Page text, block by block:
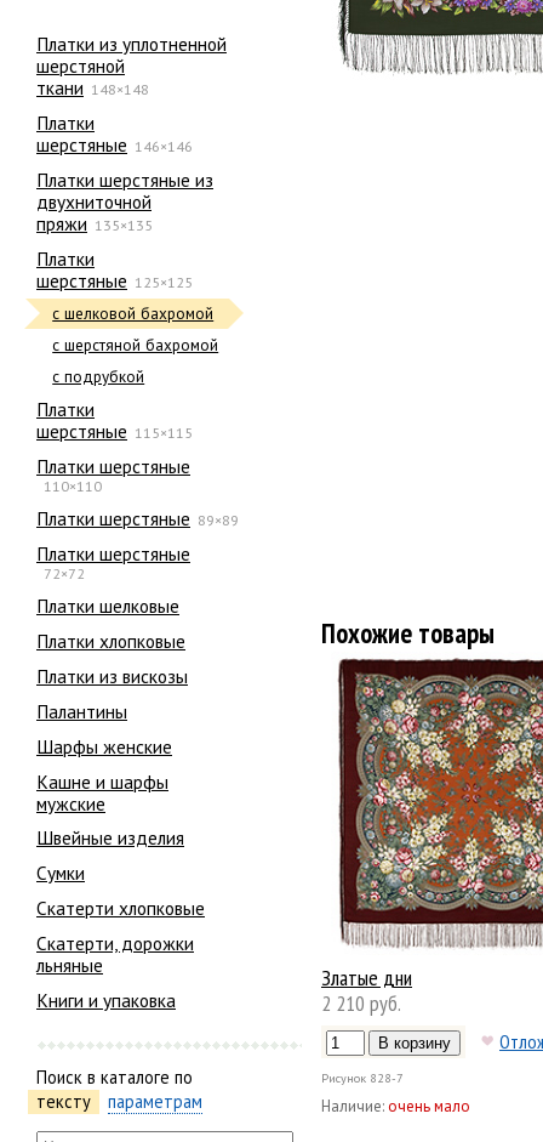
Платки из уплотненной
шерстяной
ткани 148×148
Платки
шерстяные 146×146
Платки шерстяные из
двухниточной
пряжи 135×135
Платки
шерстяные 125×125
с шелковой бахромой
с шерстяной бахромой
с подрубкой
Платки
шерстяные 115×115
Платки шерстяные
110×110
Платки шерстяные 89×89
Платки шерстяные
72×72
Платки шелковые
Платки хлопковые
Платки из вискозы
Палантины
Шарфы женские
Кашне и шарфы
мужские
Швейные изделия
Сумки
Скатерти хлопковые
Скатерти, дорожки
льняные
Книги и упаковка
Поиск в каталоге по
тексту
параметрам
Похожие товары
Златые дни
2 210 руб.
Рисунок 828-7
Наличие:очень мало